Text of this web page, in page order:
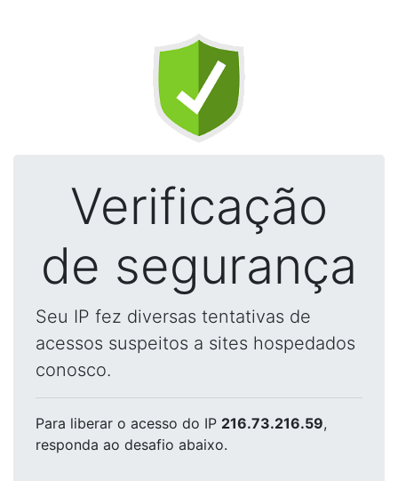
Verificação
de segurança
Seu IP fez diversas tentativas de
acessos suspeitos a sites hospedados
conosco.
Para liberar o acesso do IP 216.73.216.59,
responda ao desafio abaixo.